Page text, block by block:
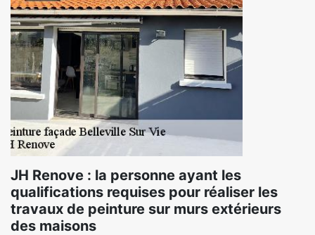
JH Renove : la personne ayant les
qualifications requises pour réaliser les
travaux de peinture sur murs extérieurs
des maisons